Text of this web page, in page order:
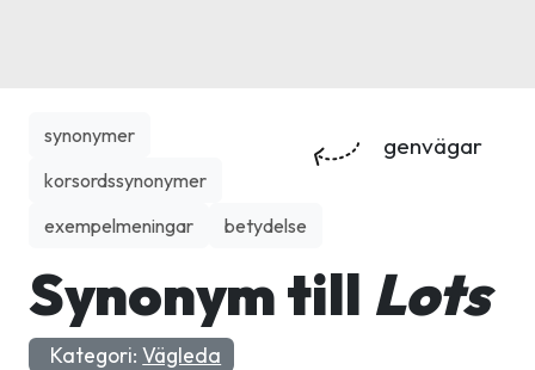
genvägar
synonymer
korsordssynonymer
exempelmeningar
betydelse
Synonym till Lots
Kategori:Vägleda